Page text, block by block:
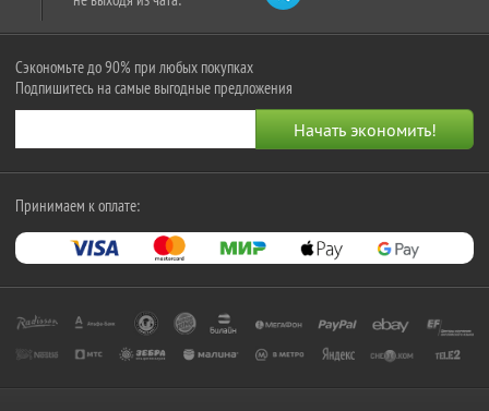
Сэкономьте до 90% при любых покупках
Подпишитесь на самые выгодные предложения
Принимаем к оплате: